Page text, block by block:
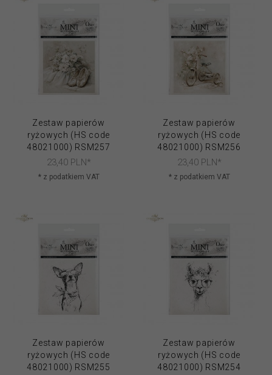
Zestaw papierów
ryżowych (HS code
48021000) RSM257
23,40 PLN*
* z podatkiem VAT
Zestaw papierów
ryżowych (HS code
48021000) RSM256
23,40 PLN*
* z podatkiem VAT
Zestaw papierów
ryżowych (HS code
48021000) RSM255
Zestaw papierów
ryżowych (HS code
48021000) RSM254